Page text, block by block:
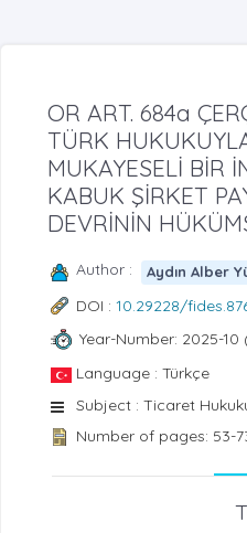
OR ART. 684a
TÜRK
MUKAYESELİ BİR
KABUK ŞİRKET
DEVRİNİN
Author : Aydın Alber
DOI : 10.29228/
Year-Number: 2025-10
Language : Türkçe
Subject : Ticaret
Number of pages: 53-